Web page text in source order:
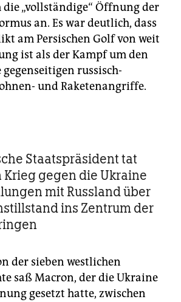
„vollständige“ Öffnung der
an. Es war deutlich, dass
am Persischen Golf von weit
ist als der Kampf um den
russisch-
und Raketenangriffe.
Staatspräsident tat
Krieg gegen die Ukraine
mit Russland über
ins Zentrum der
der sieben westlichen
saß Macron, der die Ukraine
gesetzt hatte, zwischen